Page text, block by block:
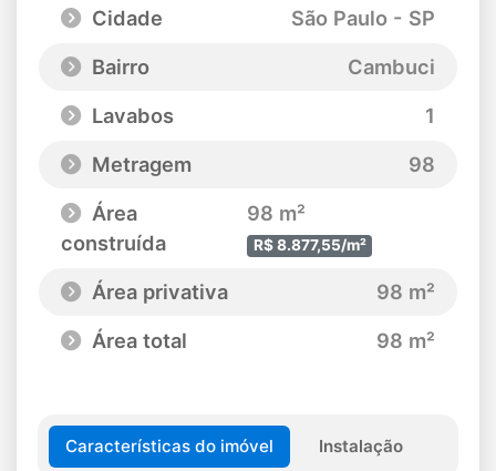
Cidade
São Paulo - SP
Bairro
Cambuci
Lavabos
1
Metragem
98
Área
construída
98 m²
R$ 8.877,55/m²
Área privativa
98 m²
Área total
98 m²
Características do imóvel Instalação